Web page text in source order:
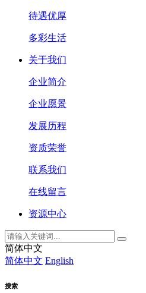
待遇优厚
多彩生活
关于我们
企业简介
企业愿景
发展历程
资质荣誉
联系我们
在线留言
资源中心
简体中文
简体中文 English
搜索